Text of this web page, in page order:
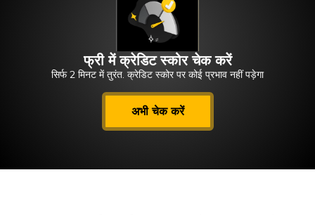
फ्री में क्रेडिट स्कोर चेक करें
सिर्फ 2 मिनट में तुरंत. क्रेडिट स्कोर पर कोई प्रभाव नहीं पड़ेगा
अभी चेक करें